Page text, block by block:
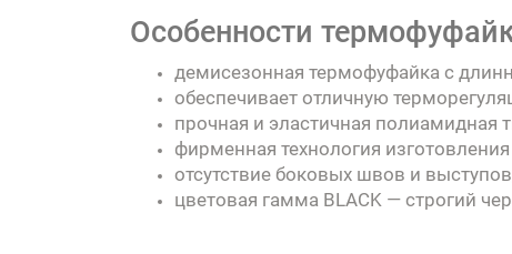
Особенности
демисезонная термофуфайка с
обеспечивает отличную
прочная и эластичная полиамидная
фирменная технология
отсутствие боковых швов и
цветовая гамма BLACK — строгий